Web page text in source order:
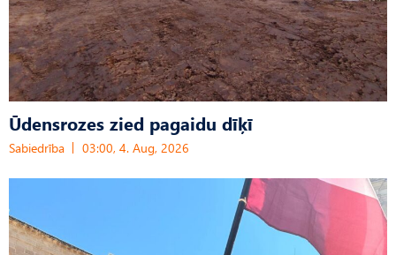
Ūdensrozes zied pagaidu dīķī
Sabiedrība 03:00, 4. Aug, 2026